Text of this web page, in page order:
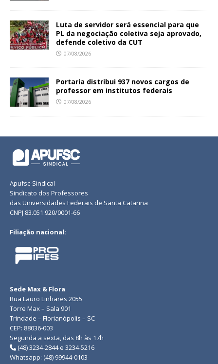
Luta de servidor será essencial para que
PL da negociação coletiva seja aprovado,
defende coletivo da CUT
07/08/2026
Portaria distribui 937 novos cargos de
professor em institutos federais
07/08/2026
Apufsc-Sindical
Sindicato dos Professores
das Universidades Federais de Santa Catarina
CNPJ 83.051.920/0001-66
Filiação nacional:
Sede Max & Flora
Rua Lauro Linhares 2055
Torre Max – Sala 901
Trindade – Florianópolis – SC
CEP: 88036-003
Segunda a sexta, das 8h às 17h
(48) 3234-2844 e 3234-5216
Whatsapp: (48) 99944-0103